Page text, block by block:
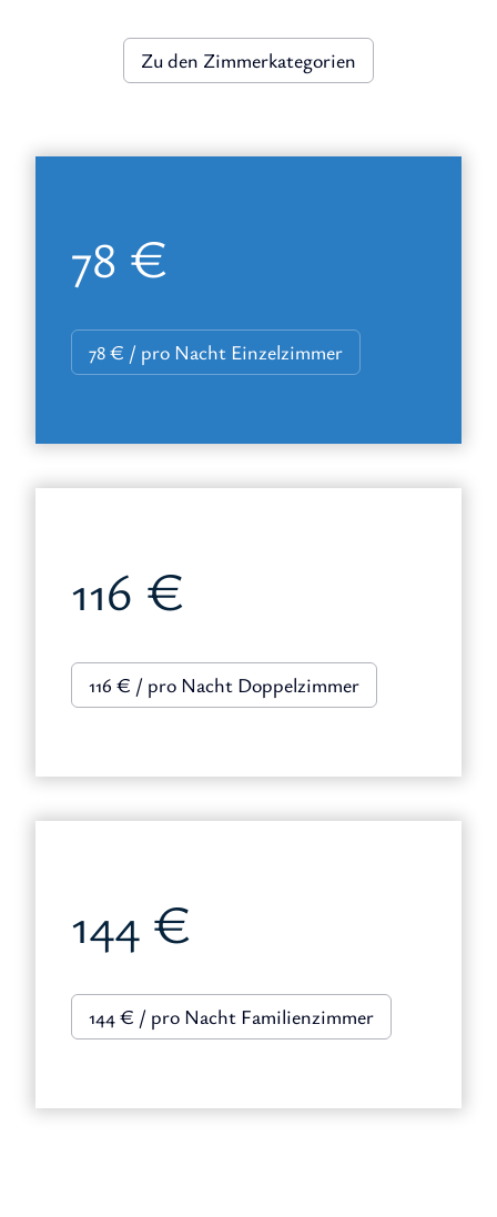
Zu den Zimmerkategorien
78 €
78 € / pro Nacht Einzelzimmer
116 €
116 € / pro Nacht Doppelzimmer
144 €
144 € / pro Nacht Familienzimmer